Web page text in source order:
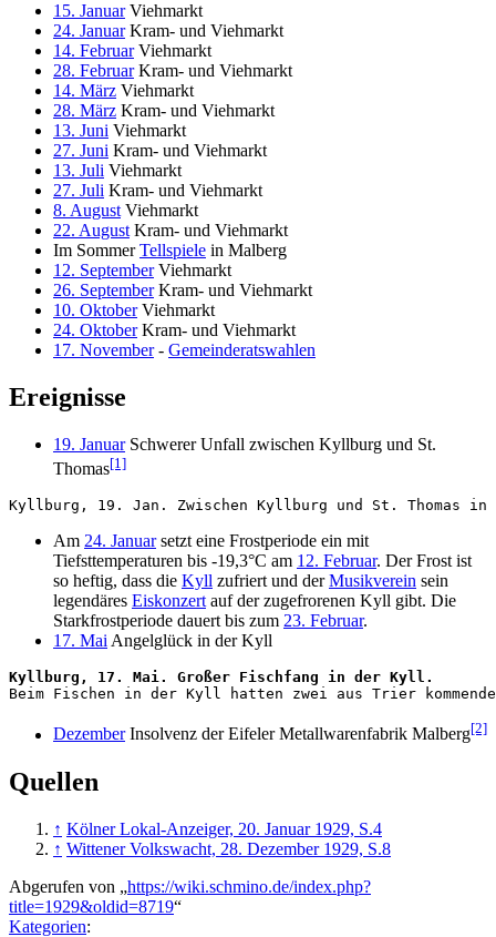
15. JanuarViehmarkt
24. JanuarKram- und Viehmarkt
14. FebruarViehmarkt
28. FebruarKram- und Viehmarkt
14. März Viehmarkt
28. März Kram- und Viehmarkt
13. Juni Viehmarkt
27. Juni Kram- und Viehmarkt
13. Juli Viehmarkt
27. Juli Kram- und Viehmarkt
8. August Viehmarkt
22. August Kram- und Viehmarkt
Im SommerTellspiele in Malberg
12. SeptemberViehmarkt
26. SeptemberKram- und Viehmarkt
10. OktoberViehmarkt
24. OktoberKram- und Viehmarkt
17. November- Gemeinderatswahlen
Ereignisse
19. JanuarSchwerer Unfall zwischen Kyllburg und St.
Thomas[1]
Am 24. Januarsetzt eine Frostperiode ein mit
Tiefsttemperaturen bis -19,3°C am 12. Februar. Der Frost ist
so heftig, dass die Kyll zufriert und derMusikverein sein
legendäres Eiskonzert auf der zugefrorenen Kyll gibt. Die
Starkfrostperiode dauert bis zum 23. Februar.
17. Mai Angelglück in der Kyll
Kyllburg, 17. Mai. Großer Fischfang in der Kyll.
DezemberInsolvenz der Eifeler Metallwarenfabrik Malberg[2]
Quellen
↑ Kölner Lokal-Anzeiger, 20. Januar 1929, S.4
↑ Wittener Volkswacht, 28. Dezember 1929, S.8
Abgerufen von „https://wiki.schmino.de/index.php?
title=1929&oldid=8719“
Kategorien: